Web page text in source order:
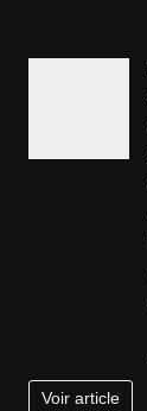
Voir article